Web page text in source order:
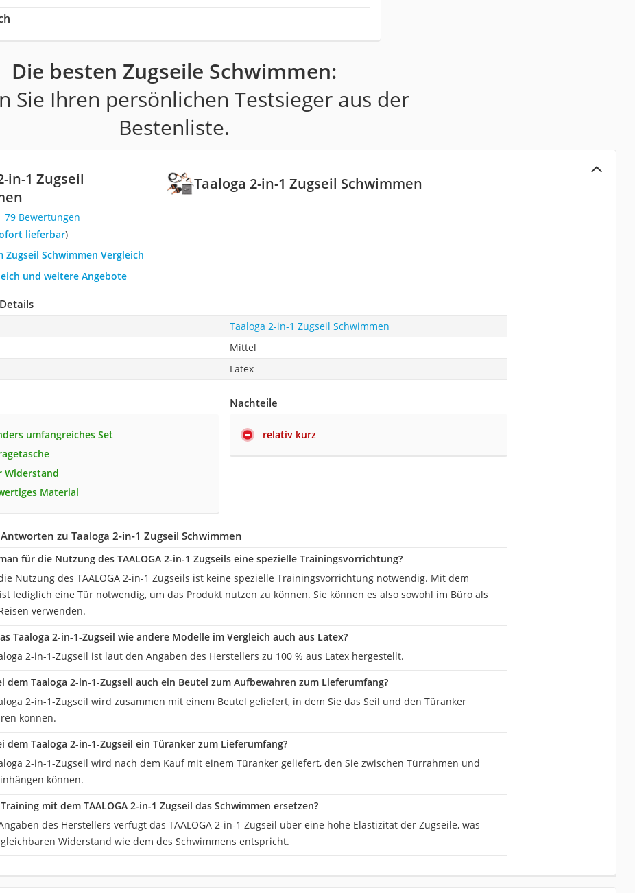
Die besten Zugseile Schwimmen:
Sie Ihren persönlichen Testsieger aus der
Bestenliste.
Taaloga 2-in-1 Zugseil Schwimmen
in-1 Zugseil
79 Bewertungen
lieferbar)
Zugseil Schwimmen Vergleich
und weitere Angebote
Taaloga 2-in-1 Zugseil Schwimmen
Mittel
Latex
umfangreiches Set
Widerstand
Material
Nachteile
relativ kurz
zu Taaloga 2-in-1 Zugseil Schwimmen
für die Nutzung des TAALOGA 2-in-1 Zugseils eine spezielle Trainingsvorrichtung?
Nutzung des TAALOGA 2-in-1 Zugseils ist keine spezielle Trainingsvorrichtung notwendig. Mit dem
lediglich eine Tür notwendig, um das Produkt nutzen zu können. Sie können es also sowohl im Büro als
verwenden.
Taaloga 2-in-1-Zugseil wie andere Modelle im Vergleich auch aus Latex?
2-in-1-Zugseil ist laut den Angaben des Herstellers zu 100 % aus Latex hergestellt.
dem Taaloga 2-in-1-Zugseil auch ein Beutel zum Aufbewahren zum Lieferumfang?
2-in-1-Zugseil wird zusammen mit einem Beutel geliefert, in dem Sie das Seil und den Türanker
können.
dem Taaloga 2-in-1-Zugseil ein Türanker zum Lieferumfang?
2-in-1-Zugseil wird nach dem Kauf mit einem Türanker geliefert, den Sie zwischen Türrahmen und
können.
mit dem TAALOGA 2-in-1 Zugseil das Schwimmen ersetzen?
des Herstellers verfügt das TAALOGA 2-in-1 Zugseil über eine hohe Elastizität der Zugseile, was
Widerstand wie dem des Schwimmens entspricht.